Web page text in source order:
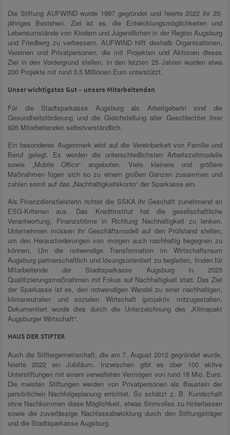
Die Stiftung AUFWIND wurde 1997 gegründet und feierte 2022 ihr 25-
jähriges Bestehen. Ziel ist es, die Entwicklungsmöglichkeiten und
Lebensumstände von Kindern und Jugendlichen in der Region Augsburg
und Friedberg zu verbessern. AUFWIND hilft deshalb Organisationen,
Vereinen und Privatpersonen, die mit Projekten und Aktionen dieses
Ziel in den Vordergrund stellen. In den letzten 25 Jahren wurden etwa
200 Projekte mit rund 3,5 Millionen Euro unterstützt.
Unser wichtigstes Gut – unsere Mitarbeitenden
Für die Stadtsparkasse Augsburg als Arbeitgeberin sind die
Gesundheitsförderung und die Gleichstellung aller Geschlechter ihrer
926 Mitarbeitenden selbstverständlich.
Ein besonderes Augenmerk wird auf die Vereinbarkeit von Familie und
Beruf gelegt. Es werden die unterschiedlichsten Arbeitszeitmodelle
sowie „Mobile Office“ angeboten. Viele kleinere und größere
Maßnahmen fügen sich so zu einem großen Ganzen zusammen und
zahlen somit auf das „Nachhaltigkeitskonto“ der Sparkasse ein.
Als Finanzdienstleisterin richtet die SSKA ihr Geschäft zunehmend an
ESG-Kriterien aus. Das Kreditinstitut hat die gesellschaftliche
Verantwortung, Finanzströme in Richtung Nachhaltigkeit zu lenken.
Unternehmen müssen ihr Geschäftsmodell auf den Prüfstand stellen,
um den Herausforderungen von morgen auch nachhaltig begegnen zu
können. Um die notwendige Transformation im Wirtschaftsraum
Augsburg partnerschaftlich und lösungsorientiert zu begleiten, finden für
Mitarbeitende der Stadtsparkasse Augsburg in 2023
Qualifizierungsmaßnahmen mit Fokus auf Nachhaltigkeit statt. Das Ziel
der Sparkasse ist es, den notwendigen Wandel zu einer nachhaltigen,
klimaneutralen und sozialen Wirtschaft (pro)aktiv mitzugestalten.
Dokumentiert wurde dies durch die Unterzeichnung des „Klimapakt
Augsburger Wirtschaft“.
HAUS DER STIFTER
Auch die Stiftergemeinschaft, die am 7. August 2012 gegründet wurde,
feierte 2022 ein Jubiläum. Inzwischen gibt es über 100 aktive
Unterstiftungen mit einem verwalteten Vermögen von rund 18 Mio. Euro.
Die meisten Stiftungen werden von Privatpersonen als Baustein der
persönlichen Nachfolgeplanung errichtet. So schätzt z. B. Kundschaft
ohne Nachkommen diese Möglichkeit, etwas Sinnvolles zu hinterlassen
sowie die zuverlässige Nachlassabwicklung durch den Stiftungsträger
und die Stadtsparkasse Augsburg.